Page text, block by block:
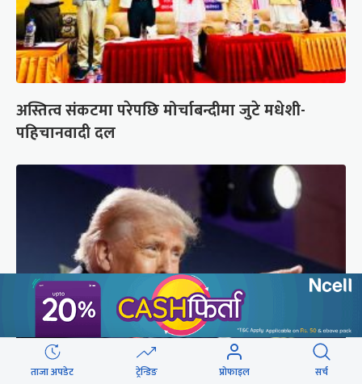
अस्तित्व संकटमा परेपछि मोर्चाबन्दीमा जुटे मधेशी-
पहिचानवादी दल
ताजा अपडेट ट्रेन्डिङ प्रोफाइल सर्च